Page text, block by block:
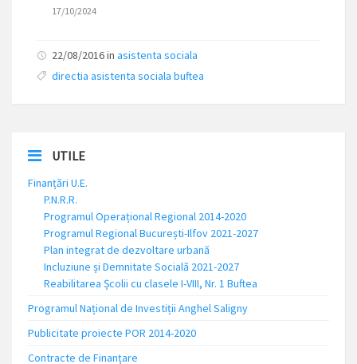
17/10/2024
22/08/2016 in asistenta sociala
directia asistenta sociala buftea
UTILE
Finanțări U.E.
P.N.R.R.
Programul Operațional Regional 2014-2020
Programul Regional București-Ilfov 2021-2027
Plan integrat de dezvoltare urbană
Incluziune și Demnitate Socială 2021-2027
Reabilitarea Școlii cu clasele I-VIII, Nr. 1 Buftea
Programul Național de Investiții Anghel Saligny
Publicitate proiecte POR 2014-2020
Contracte de Finanțare